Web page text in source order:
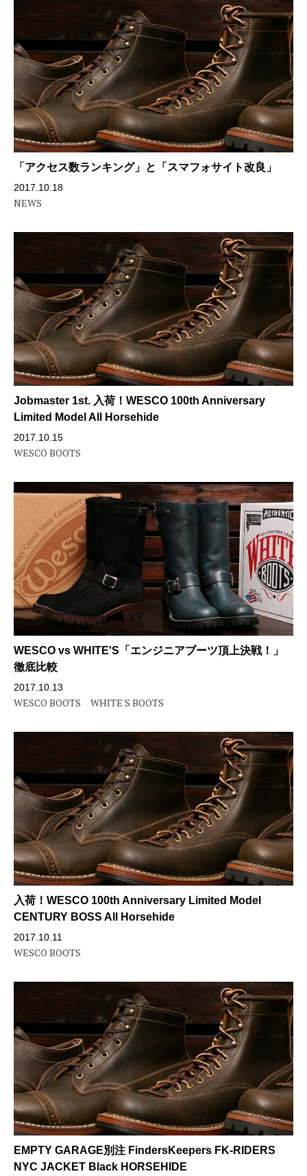
「アクセス数ランキング」と「スマフォサイト改良」
2017.10.18
NEWS
Jobmaster 1st. 入荷！WESCO 100th Anniversary
Limited Model All Horsehide
2017.10.15
WESCO BOOTS
WESCO vs WHITE'S「エンジニアブーツ頂上決戦！」
徹底比較
2017.10.13
WESCO BOOTS WHITE'S BOOTS
入荷！WESCO 100th Anniversary Limited Model
CENTURY BOSS All Horsehide
2017.10.11
WESCO BOOTS
EMPTY GARAGE別注 FindersKeepers FK-RIDERS
NYC JACKET Black HORSEHIDE